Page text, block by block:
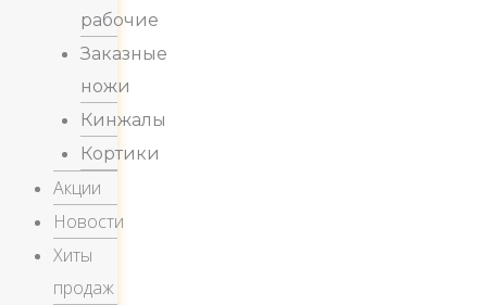
рабочие
Заказные
ножи
Кинжалы
Кортики
Акции
Новости
Хиты
продаж